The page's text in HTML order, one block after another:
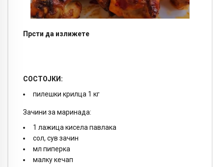
Прсти да излижете
СОСТОЈКИ:
пилешки крилца 1 кг
Зачини за маринада:
1 лажица кисела павлака
сол, сув зачин
мл пиперка
малку кечап